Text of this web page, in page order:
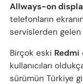
Allways-on
telefonların
servislerden
Birçok eski Redmi
kullanıcıları
sürümün Türkiye